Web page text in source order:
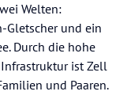
Welten:
Gletscher und ein
Durch die hohe
ist Zell
und Paaren.